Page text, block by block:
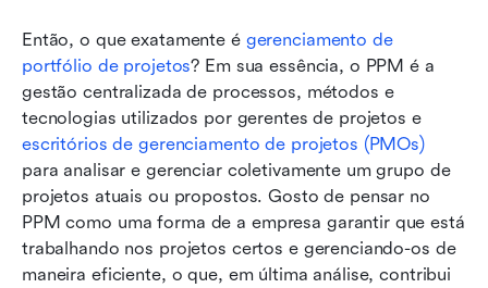
Então, o que exatamente é gerenciamento de
portfólio de projetos? Em sua essência, o PPM é a
gestão centralizada de processos, métodos e
tecnologias utilizados por gerentes de projetos e
escritórios de gerenciamento de projetos (PMOs)
para analisar e gerenciar coletivamente um grupo de
projetos atuais ou propostos. Gosto de pensar no
PPM como uma forma de a empresa garantir que está
trabalhando nos projetos certos e gerenciando-os de
maneira eficiente, o que, em última análise, contribui